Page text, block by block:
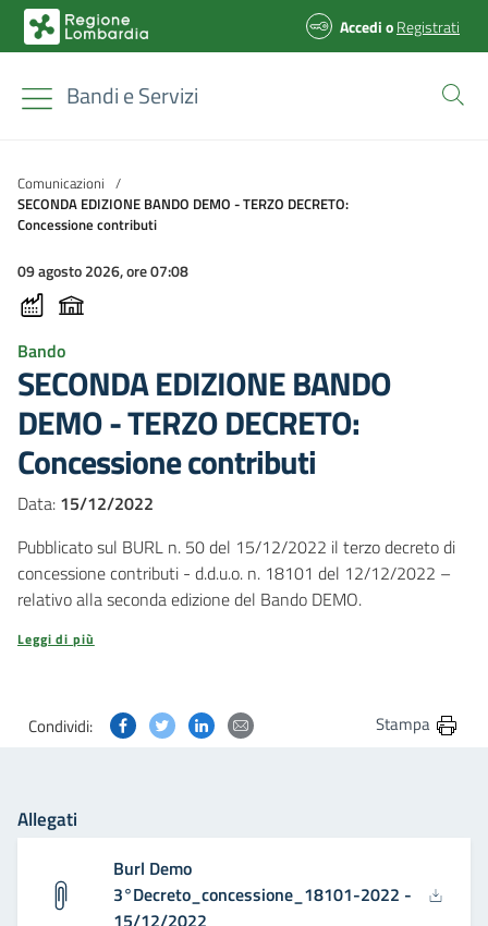
AccedioRegistrati
Bandi e Servizi
Comunicazioni /
SECONDA EDIZIONE BANDO DEMO - TERZO DECRETO:
Concessione contributi
09 agosto 2026, ore 07:08
Bando
SECONDA EDIZIONE BANDO
DEMO - TERZO DECRETO:
Concessione contributi
Data: 15/12/2022
Pubblicato sul BURL n. 50 del 15/12/2022 il terzo decreto di
concessione contributi - d.d.u.o. n. 18101 del 12/12/2022 –
relativo alla seconda edizione del Bando DEMO.
Leggi di più
Condividi: Condividi questa pagina su Facebook
Condividi questa pagina su Twitter
Condividi questa pagina su Linkedin
Condividi questa pagina via
Stampa
Allegati
Burl Demo
3°Decreto_concessione_18101-2022 -